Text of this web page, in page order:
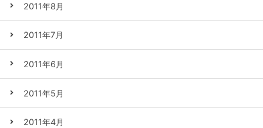
2011年8月
2011年7月
2011年6月
2011年5月
2011年4月